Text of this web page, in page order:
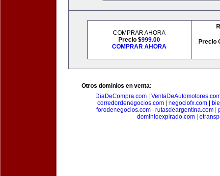
COMPRAR AHORA
Precio $999.00
COMPRAR AHORA
Precio
Otros dominios en venta:
DiaDeCompra.com|
corredordenegocios.com
negociofx.com
forodenegocios.com| rutasdeargentina.com|
dominioexpirado.com|